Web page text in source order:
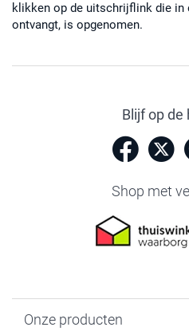
klikken op de uitschrijflink die in
ontvangt, is opgenomen.
Blijf op de
Shop met
Onze producten